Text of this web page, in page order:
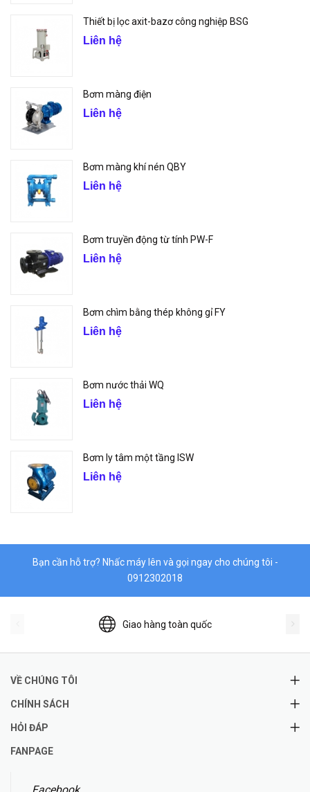
Thiết bị lọc axit-bazơ công nghiệp BSG
Liên hệ
Bơm màng điện
Liên hệ
Bơm màng khí nén QBY
Liên hệ
Bơm truyền động từ tính PW-F
Liên hệ
Bơm chìm bằng thép không gỉ FY
Liên hệ
Bơm nước thải WQ
Liên hệ
Bơm ly tâm một tầng ISW
Liên hệ
Bạn cần hỗ trợ? Nhấc máy lên và gọi ngay cho chúng tôi -
0912302018
Giao hàng toàn quốc
VỀ CHÚNG TÔI
CHÍNH SÁCH
HỎI ĐÁP
FANPAGE